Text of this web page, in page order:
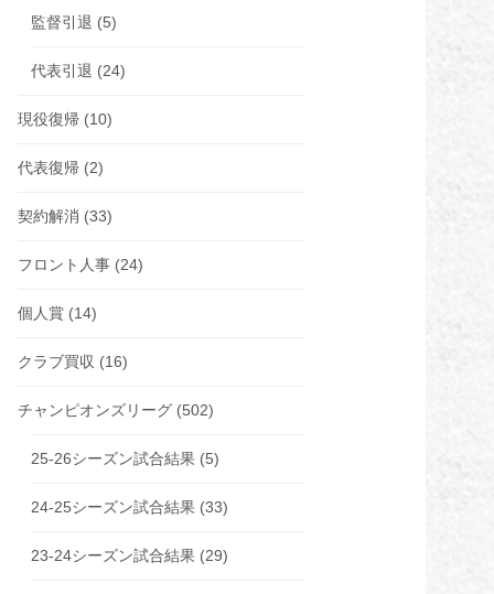
監督引退 (5)
代表引退 (24)
現役復帰 (10)
代表復帰 (2)
契約解消 (33)
フロント人事 (24)
個人賞 (14)
クラブ買収 (16)
チャンピオンズリーグ (502)
25-26シーズン試合結果 (5)
24-25シーズン試合結果 (33)
23-24シーズン試合結果 (29)